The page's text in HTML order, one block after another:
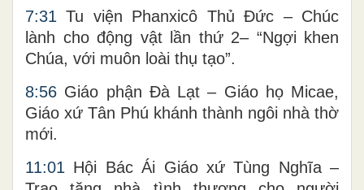
7:31 Tu viện Phanxicô Thủ Đức – Chúc
lành cho động vật lần thứ 2– “Ngợi khen
Chúa, với muôn loài thụ tạo”.
8:56 Giáo phận Đà Lạt – Giáo họ Micae,
Giáo xứ Tân Phú khánh thành ngôi nhà thờ
mới.
11:01 Hội Bác Ái Giáo xứ Tùng Nghĩa –